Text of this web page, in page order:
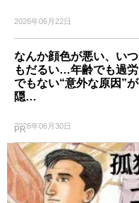
2026年06月22日
なんか顔色が悪い、いつ
もだるい…年齢でも過労
でもない“意外な原因”が
隠…
2026年06月30日
PR